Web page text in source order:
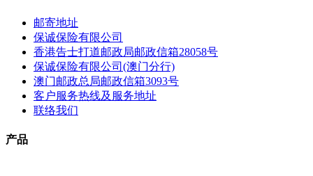
邮寄地址
保诚保险有限公司
香港告士打道邮政局邮政信箱28058号
保诚保险有限公司(澳门分行)
澳门邮政总局邮政信箱3093号
客户服务热线及服务地址
联络我们
产品